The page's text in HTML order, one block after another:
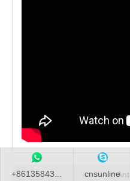
+86135843... cnsunline